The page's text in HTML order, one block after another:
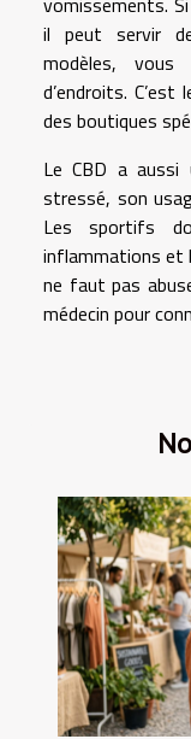
il peut servir
modèles, vous
d’endroits.
des boutiques
Le CBD a
stressé, son
Les sportifs
inflammations et
ne faut pas
médecin pour